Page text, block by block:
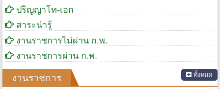
ปริญญาโท-เอก
สาระน่ารู้
งานราชการไม่ผ่าน ก.พ.
งานราชการผ่าน ก.พ.
งานราชการ ทั้งหมด